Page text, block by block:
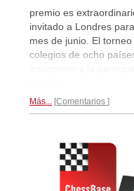
premio es
invitado a Londres
mes de junio. El
colegios de ocho
Más... Comentarios